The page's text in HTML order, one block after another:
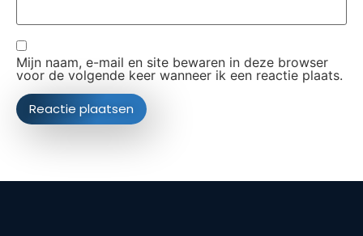
Mijn naam, e-mail en site bewaren in deze browser
voor de volgende keer wanneer ik een reactie plaats.